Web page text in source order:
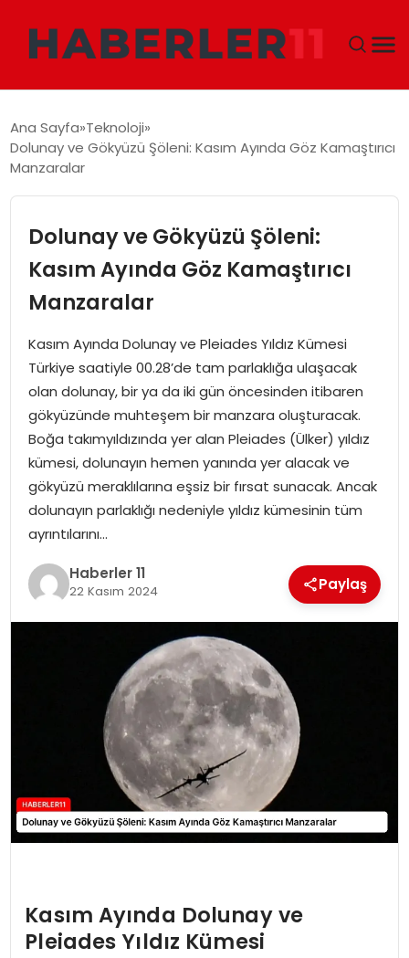
DÜNYA
TEKNOLOJI
EĞITIM
MAGAZIN
SPOR
YAŞAM
Ana Sayfa Teknoloji
Dolunay ve Gökyüzü Şöleni: Kasım Ayında Göz Kamaştırıcı
Manzaralar
Dolunay ve Gökyüzü Şöleni:
Kasım Ayında Göz Kamaştırıcı
Manzaralar
Kasım Ayında Dolunay ve Pleiades Yıldız Kümesi
Türkiye saatiyle 00.28’de tam parlaklığa ulaşacak
olan dolunay, bir ya da iki gün öncesinden itibaren
gökyüzünde muhteşem bir manzara oluşturacak.
Boğa takımyıldızında yer alan Pleiades (Ülker) yıldız
kümesi, dolunayın hemen yanında yer alacak ve
gökyüzü meraklılarına eşsiz bir fırsat sunacak. Ancak
dolunayın parlaklığı nedeniyle yıldız kümesinin tüm
ayrıntılarını…
Haberler 11
22 Kasım 2024 Paylaş
Kasım Ayında Dolunay ve
Pleiades Yıldız Kümesi